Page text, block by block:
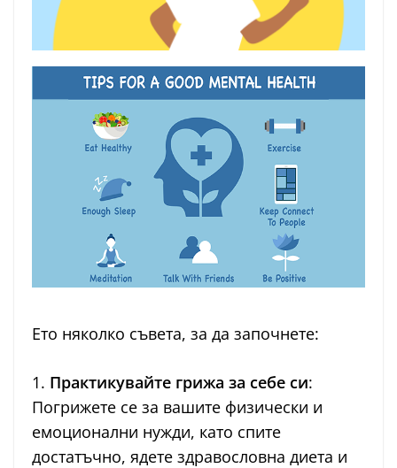
Ето няколко съвета, за да започнете:
1. Практикувайте грижа за себе си:
Погрижете се за вашите физически и
емоционални нужди, като спите
достатъчно, ядете здравословна диета и